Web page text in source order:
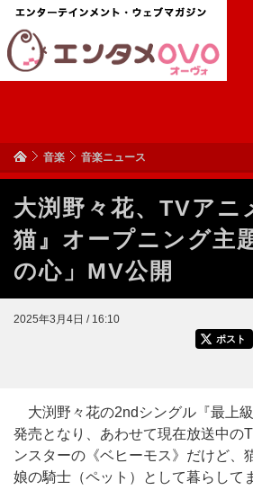
音楽 音楽ニュース
大渕野々花、TVアニ
猫』オープニング主
の心」MV公開
2025年3月4日 / 16:10
ポスト
大渕野々花の2ndシングル『最上
発売となり、あわせて現在放送中の
ンスターの《ベヒーモス》だけど、
娘の騎士（ペット）として暮らして